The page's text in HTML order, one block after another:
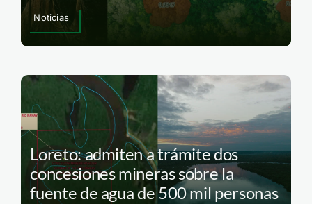
Noticias
Loreto: admiten a trámite dos
concesiones mineras sobre la
fuente de agua de 500 mil personas